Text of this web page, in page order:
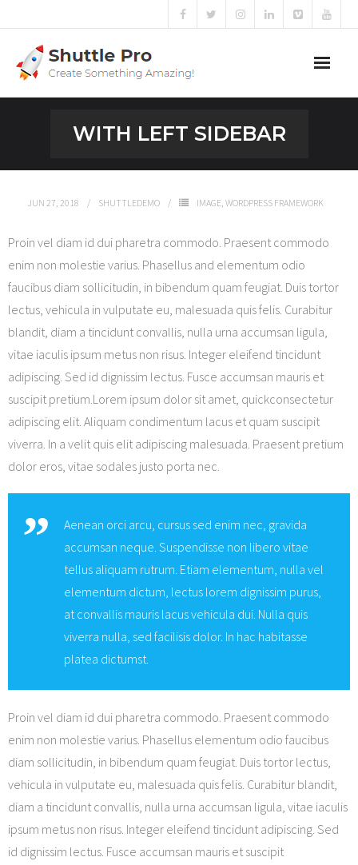
Mega Menu
Shortcodes
Templates
WITH LEFT SIDEBAR
JUN 27, 2018 SHUTTLEDEMO IMAGE, WORDPRESS FRAMEWORK
Proin vel diam id dui pharetra commodo. Praesent commodo
enim non molestie varius. Phasellus and elementum odio
faucibus diam sollicitudin, in bibendum quam feugiat. Duis tortor
lectus, vehicula in vulputate eu, malesuada quis felis. Curabitur
blandit, diam a tincidunt convallis, nulla urna accumsan ligula,
vitae iaculis ipsum metus non risus. Integer eleifend tincidunt
adipiscing. Sed id dignissim lectus. Fusce accumsan mauris et
suscipit pretium.Lorem ipsum dolor sit amet, quickconsectetur
adipiscing elit. Aliquam condimentum lacus et quam suscipit
viverra. In a velit quis elit adipiscing malesuada. Praesent pretium
dolor eros, vitae sodales justo porta nec.
Aenean orci arcu, cursus sed enim nec, gravida
accumsan neque. Suspendisse non libero vitae
tellus aliquam rutrum. Etiam elementum, nulla vel
elementum dictum, lectus lorem dignissim purus,
at convallis mauris lacus vehicula dui. Nulla quis
viverra nulla, sed facilisis dolor. In hac habitasse
platea dictumst.
Proin vel diam id dui pharetra commodo. Praesent commodo
enim non molestie varius. Phasellus elementum odio faucibus
diam sollicitudin, in bibendum quam feugiat. Duis tortor lectus,
vehicula in vulputate eu, malesuada quis felis. Curabitur blandit,
diam a tincidunt convallis, nulla urna accumsan ligula, vitae iaculis
ipsum metus non risus. Integer eleifend tincidunt adipiscing. Sed
id dignissim lectus. Fusce accumsan mauris et suscipit